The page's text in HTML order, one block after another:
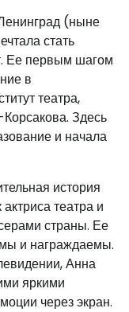
(ныне
стать
Ее первым шагом
в
театра,
Здесь
и начала
история
театра и
страны. Ее
и награждаемы.
Анна
яркими
через экран.